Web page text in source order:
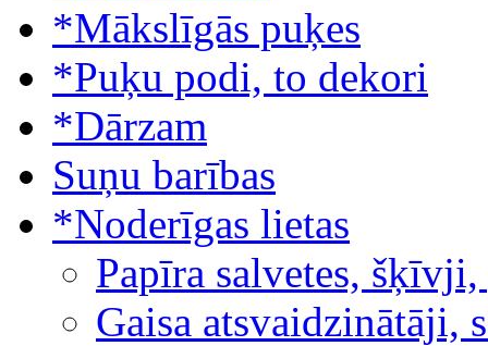
*Mākslīgās puķes
*Puķu podi, to dekori
*Dārzam
Suņu barības
*Noderīgas lietas
Papīra salvetes,
Gaisa atsvaidzinātāji,